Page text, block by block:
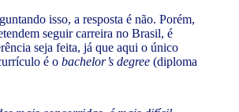
isso, a resposta é não. Porém,
seguir carreira no Brasil, é
seja feita, já que aqui o único
é o bachelor’s degree (diploma